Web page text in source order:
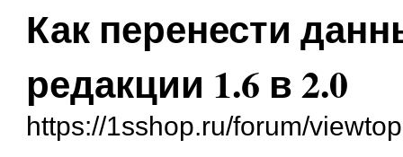
Как перенести
редакции 1.6 в 2.0
https://1sshop.ru/forum/